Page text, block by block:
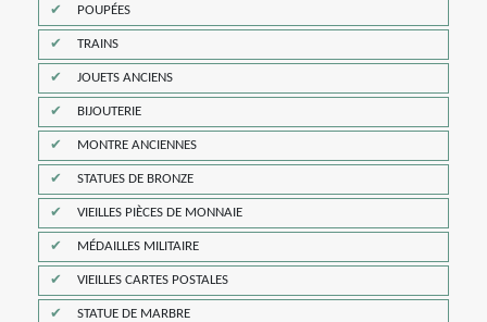
POUPÉES
TRAINS
JOUETS ANCIENS
BIJOUTERIE
MONTRE ANCIENNES
STATUES DE BRONZE
VIEILLES PIÈCES DE MONNAIE
MÉDAILLES MILITAIRE
VIEILLES CARTES POSTALES
STATUE DE MARBRE